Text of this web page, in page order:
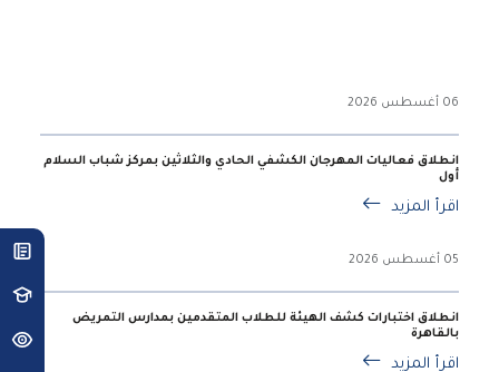
06 أغسطس 2026
انطلاق فعاليات المهرجان الكشفي الحادي والثلاثين بمركز شباب السلام
أول
اقرأ المزيد
05 أغسطس 2026
انطلاق اختبارات كشف الهيئة للطلاب المتقدمين بمدارس التمريض
بالقاهرة
اقرأ المزيد